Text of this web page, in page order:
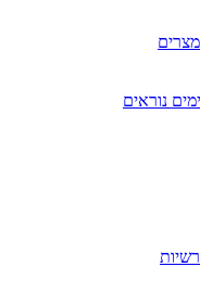
נוראים